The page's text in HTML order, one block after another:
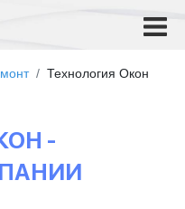
Технология Окон
-